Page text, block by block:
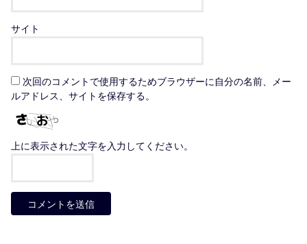
サイト
次回のコメントで使用するためブラウザーに自分の名前、メー
ルアドレス、サイトを保存する。
上に表示された文字を入力してください。